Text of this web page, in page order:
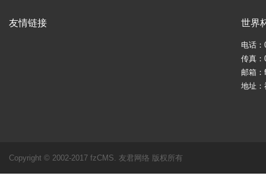
友情链接 世界
电话：
传真：
邮箱
地址
Copyright © 2002-2017 fzCMS. 友君网络 版权所有